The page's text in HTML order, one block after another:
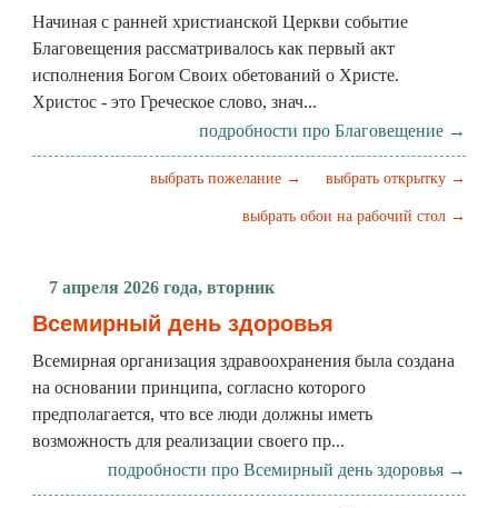
Начиная с ранней христианской Церкви событие
Благовещения рассматривалось как первый акт
исполнения Богом Своих обетований о Христе.
Христос - это Греческое слово, знач...
подробности про Благовещение →
выбрать открытку →
выбрать пожелание →
выбрать обои на рабочий стол →
7 апреля 2026 года, вторник
Всемирный день здоровья
Всемирная организация здравоохранения была создана
на основании принципа, согласно которого
предполагается, что все люди должны иметь
возможность для реализации своего пр...
подробности про Всемирный день здоровья →